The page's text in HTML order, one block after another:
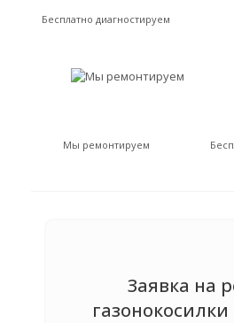
Бесплатно диагностируем
Мы ремонтируем
Заявка на